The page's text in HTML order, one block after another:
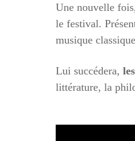
Une nouvelle
le festival.
musique
Lui succédera,
littérature, la